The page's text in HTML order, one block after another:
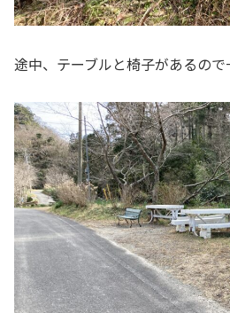
途中、テーブルと椅子があるので